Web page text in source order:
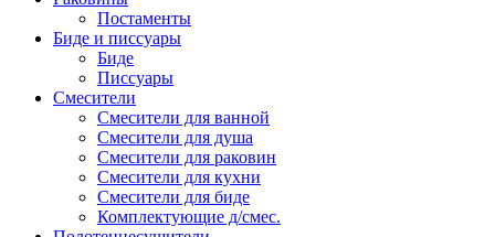
Постаменты
Биде и писсуары
Биде
Писсуары
Смесители
Смесители для ванной
Смесители для душа
Смесители для раковин
Смесители для кухни
Смесители для биде
Комплектующие д/смес.